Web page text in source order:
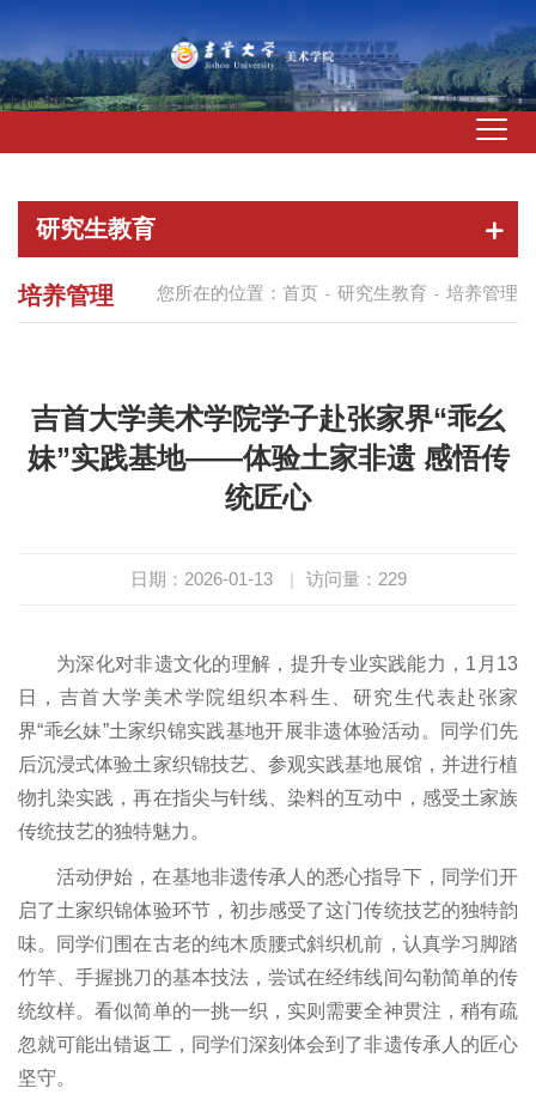
研究生教育
您所在的位置： 首页 - 研究生教育 - 培养管理
培养管理
吉首大学美术学院学子赴张家界“乖幺
妹”实践基地——体验土家非遗 感悟传
统匠心
日期：2026-01-13 | 访问量： 229
为深化对非遗文化的理解，提升专业实践能力，1月13
日，吉首大学美术学院组织本科生、研究生代表赴张家
界“乖幺妹”土家织锦实践基地开展非遗体验活动。同学们先
后沉浸式体验土家织锦技艺、参观实践基地展馆，并进行植
物扎染实践，再在指尖与针线、染料的互动中，感受土家族
传统技艺的独特魅力。
活动伊始，在基地非遗传承人的悉心指导下，同学们开
启了土家织锦体验环节，初步感受了这门传统技艺的独特韵
味。同学们围在古老的纯木质腰式斜织机前，认真学习脚踏
竹竿、手握挑刀的基本技法，尝试在经纬线间勾勒简单的传
统纹样。看似简单的一挑一织，实则需要全神贯注，稍有疏
忽就可能出错返工，同学们深刻体会到了非遗传承人的匠心
坚守。